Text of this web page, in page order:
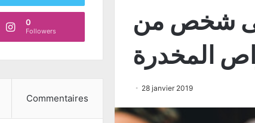
شخص من
المخدرة
28 janvier 2019
0
Followers
Commentaires